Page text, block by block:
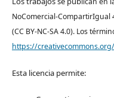
NoComercial-CompartirIgual
(CC BY-NC-SA 4.0). Los
https://
Esta licencia permite: